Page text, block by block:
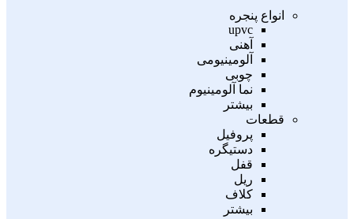
انواع پنجره
upvc
آهنی
آلومینیومی
چوبی
نما آلومینیوم
بیشتر
قطعات
پروفیل
دستیگره
قفل
ریل
کلاف
بیشتر